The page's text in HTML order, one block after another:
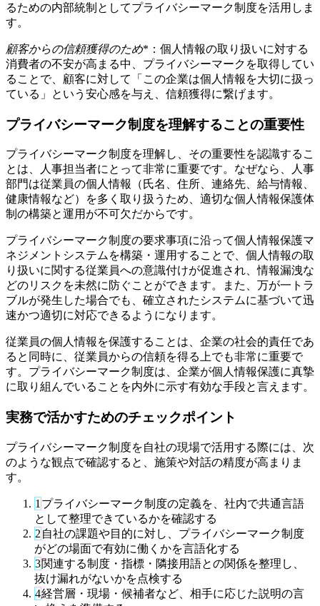
るための内部統制としてプライバシーマーク制度を活用しま
す。
顧客からの信頼獲得のため*：個人情報の取り扱いに対する
消費者の不安が高まる中、プライバシーマークを取得してい
ることで、顧客に対して「この企業は個人情報を大切に扱っ
ている」という安心感を与え、信頼獲得に繋げます。
プライバシーマーク制度を理解することの重要性
プライバシーマーク制度を理解し、その重要性を認識するこ
とは、人事担当者にとって非常に重要です。なぜなら、人事
部門は従業員の個人情報（氏名、住所、連絡先、給与情報、
健康情報など）を多く取り扱うため、適切な個人情報保護体
制の構築と運用が不可欠だからです。
プライバシーマーク制度の要求事項に沿って個人情報保護マ
ネジメントシステムを構築・運用することで、個人情報の取
り扱いに関する従業員への意識付けが促進され、情報漏洩な
どのリスクを未然に防ぐことができます。また、万が一トラ
ブルが発生した場合でも、確立されたシステムに基づいて迅
速かつ適切に対応できるようになります。
従業員の個人情報を保護することは、企業の社会的責任であ
ると同時に、従業員からの信頼を得る上でも非常に重要で
す。プライバシーマーク制度は、企業が個人情報保護に真摯
に取り組んでいることを内外に示す有効な手段と言えます。
実務で活かすためのチェックポイント
プライバシーマーク制度を自社の現場で活用する際には、次
のような観点で確認すると、施策や対話の精度が高まりま
す。
1 プライバシーマーク制度の定義を、社内で共通言語
として整理できているかを確認する
2 自社の課題や目的に対し、プライバシーマーク制度
がどの場面で有効に働くかを言語化する
3関連する制度・指標・隣接用語との関係を整理し、
抜け漏れがないかを点検する
4経営層・現場・候補者など、相手に応じた説明の言